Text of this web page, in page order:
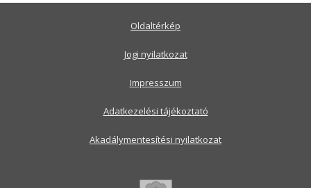
Oldaltérkép
Jogi nyilatkozat
Impresszum
Adatkezelési tájékoztató
Akadálymentesítési nyilatkozat